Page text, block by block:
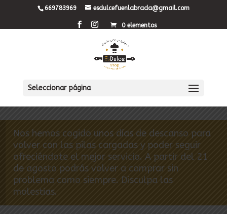
669783969 esdulcefuenlabrada@gmail.com
0 elementos
Seleccionar página
Nos hemos cogido unos días de descanso para
volver con las pilas cargadas y poder seguir
ofreciéndote el mejor servicio. A partir del 21
de agosto podrás volver a comprar sin
problema como siempre. Disculpa las
molestias.